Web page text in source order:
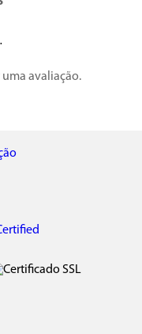
uma avaliação.